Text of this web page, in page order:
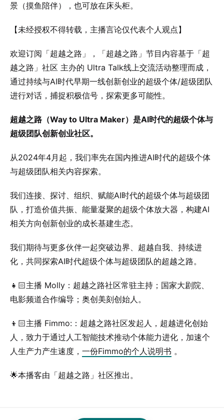
景（摸鱼陪伴），也可放在床头柜。
【未经授权不得转载，主播言论仅代表个人观点】
欢迎订阅「超越之路」，「超越之路」节目内容基于「超
越之路」社区 主办的 Ultra Talk线上交流活动整理而成，
通过持续与AI时代早期一线创新创业的超级个体/超级团队
进行对话，捕捉积极信号，探索更多可能性。
超越之路（Way to Ultra Maker）是AI时代的超级个体与
超级团队创新创业社区。
从2024年4月起，我们率先在国内推进AI时代的超级个体
与超级团队相关内容探索。
我们连接、探讨、组织、赋能AI时代的超级个体与超级团
队，打造价值共振、能量凝聚的超级个体放大器，构建AI
相关方向创新创业的成长基建生态。
我们期待与更多伙伴一起突破边界、超越自我、持续进
化，共同探索AI时代超级个体与超级团队的超越之路。
👧🏻主播 Molly：超越之路社区常驻主持；国家大剧院、
电影频道合作编导；奥创美刻创始人。
👦🏻主播 Fimmo:：超越之路社区发起人，超越进化创始
人，致力于通过人工智能技术推动个体能力进化，加速个
人生产力产生速度， 一份Fimmo的个人说明书 。
🌟本播客由「超越之路」社区推出。